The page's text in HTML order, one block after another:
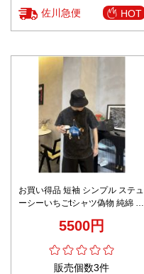
佐川急便 HOT
お買い得品 短袖 シンプル ステュ
ーシーいちごtシャツ偽物 純綿 ト
5500円
販売個数3件